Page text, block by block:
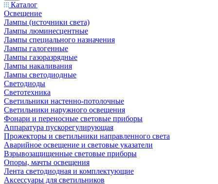
Каталог
Освещение
Лампы (источники света)
Лампы люминесцентные
Лампы специального назначения
Лампы галогенные
Лампы газоразрядные
Лампы накаливания
Лампы светодиодные
Светодиоды
Светотехника
Светильники настенно-потолочные
Светильники наружного освещения
Фонари и переносные световые приборы
Аппаратура пускорегулирующая
Прожекторы и светильники направленного света
Аварийное освещение и световые указатели
Взрывозащищенные световые приборы
Опоры, мачты освещения
Лента светодиодная и комплектующие
Аксессуары для светильников